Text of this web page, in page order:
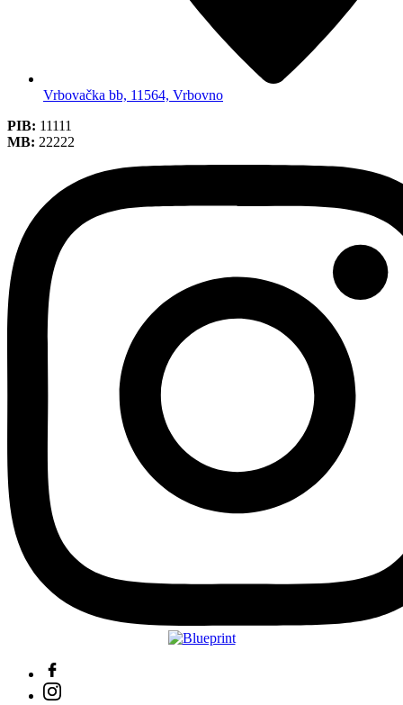
Vrbovačka bb, 11564, Vrbovno
PIB: 11111
MB: 22222